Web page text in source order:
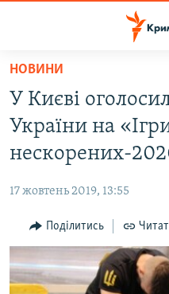
Перейти
основного
матеріалу
Перейти
до
основної
Перейти
до
пошуку
ВІДЕО ТА ФОТО
БЛОГИ
ПОГЛЯД
ІНТЕРВ'Ю
ВСЕ ЗА ДЕНЬ
НОВИНИ
У Києві
України на
нескорених-
17 жовтень 2019, 13:55
Поділитись